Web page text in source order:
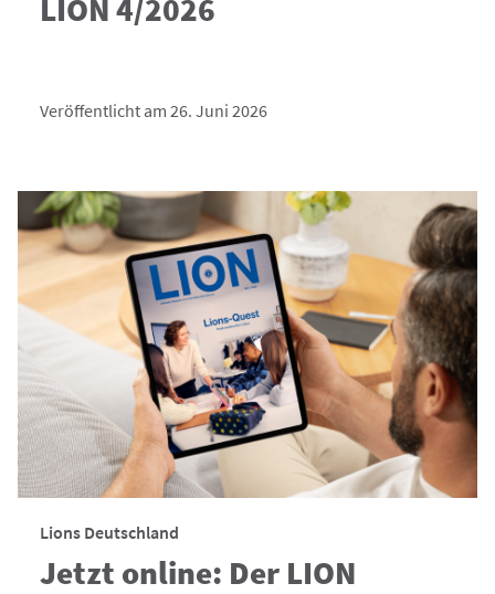
LION 4/2026
Veröffentlicht am 26. Juni 2026
Lions Deutschland
Jetzt online: Der LION